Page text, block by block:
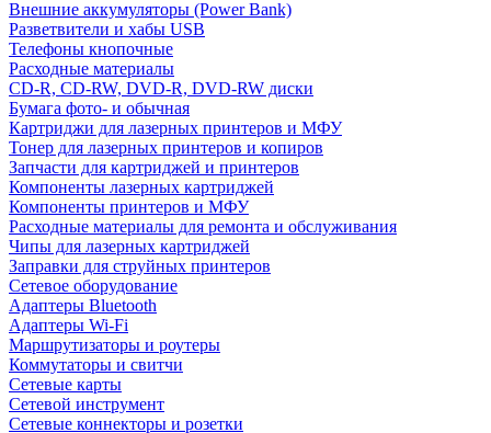
Внешние аккумуляторы (Power Bank)
Разветвители и хабы USB
Телефоны кнопочные
Расходные материалы
CD-R, CD-RW, DVD-R, DVD-RW диски
Бумага фото- и обычная
Картриджи для лазерных принтеров и МФУ
Тонер для лазерных принтеров и копиров
Запчасти для картриджей и принтеров
Компоненты лазерных картриджей
Компоненты принтеров и МФУ
Расходные материалы для ремонта и обслуживания
Чипы для лазерных картриджей
Заправки для струйных принтеров
Сетевое оборудование
Адаптеры Bluetooth
Адаптеры Wi-Fi
Маршрутизаторы и роутеры
Коммутаторы и свитчи
Сетевые карты
Сетевой инструмент
Сетевые коннекторы и розетки